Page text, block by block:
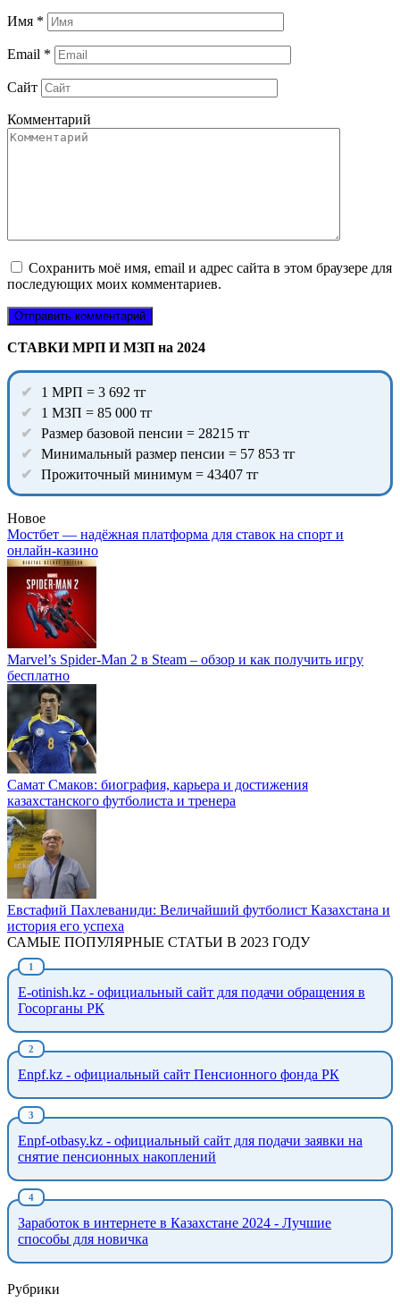
Имя *
Email *
Сайт
Комментарий
Сохранить моё имя, email и адрес сайта в этом браузере для
последующих моих комментариев.
СТАВКИ МРП И МЗП на 2024
1 МРП = 3 692 тг
1 МЗП = 85 000 тг
Размер базовой пенсии = 28215 тг
Минимальный размер пенсии = 57 853 тг
Прожиточный минимум = 43407 тг
Новое
Мостбет — надёжная платформа для ставок на спорт и
онлайн-казино
Marvel’s Spider-Man 2 в Steam – обзор и как получить игру
бесплатно
Самат Смаков: биография, карьера и достижения
казахстанского футболиста и тренера
Евстафий Пахлеваниди: Величайший футболист Казахстана и
история его успеха
САМЫЕ ПОПУЛЯРНЫЕ СТАТЬИ В 2023 ГОДУ
E-otinish.kz - официальный сайт для подачи обращения в
Госорганы РК
Enpf.kz - официальный сайт Пенсионного фонда РК
Enpf-otbasy.kz - официальный сайт для подачи заявки на
снятие пенсионных накоплений
Заработок в интернете в Казахстане 2024 - Лучшие
способы для новичка
Рубрики